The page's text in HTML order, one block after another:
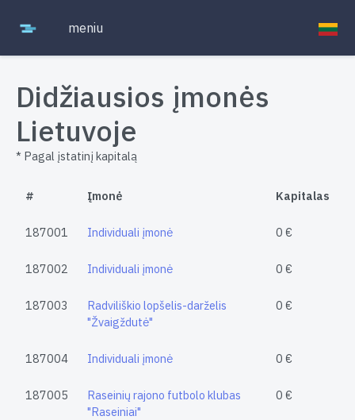
meniu
Didžiausios įmonės
Lietuvoje
* Pagal įstatinį kapitalą
# Įmonė Kapitalas
187001 Individuali įmonė 0 €
187002 Individuali įmonė 0 €
187003
Radviliškio lopšelis-darželis
"Žvaigždutė"
0 €
187004 Individuali įmonė 0 €
187005
Raseinių rajono futbolo klubas
"Raseiniai"
0 €